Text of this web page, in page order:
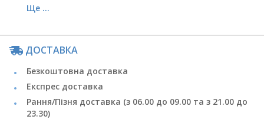
Ще ...
ДОСТАВКА
Безкоштовна доставка
Експрес доставка
Рання/Пізня доставка (з 06.00 до 09.00 та з 21.00 до
23.30)